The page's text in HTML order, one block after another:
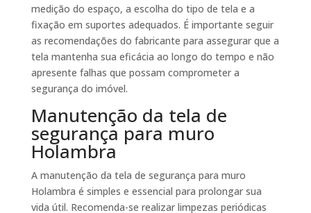
medição do espaço, a escolha do tipo de tela e a
fixação em suportes adequados. É importante seguir
as recomendações do fabricante para assegurar que a
tela mantenha sua eficácia ao longo do tempo e não
apresente falhas que possam comprometer a
segurança do imóvel.
Manutenção da tela de
segurança para muro
Holambra
A manutenção da tela de segurança para muro
Holambra é simples e essencial para prolongar sua
vida útil. Recomenda-se realizar limpezas periódicas